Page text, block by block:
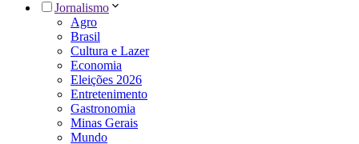
Jornalismo
Agro
Brasil
Cultura e Lazer
Economia
Eleições 2026
Entretenimento
Gastronomia
Minas Gerais
Mundo